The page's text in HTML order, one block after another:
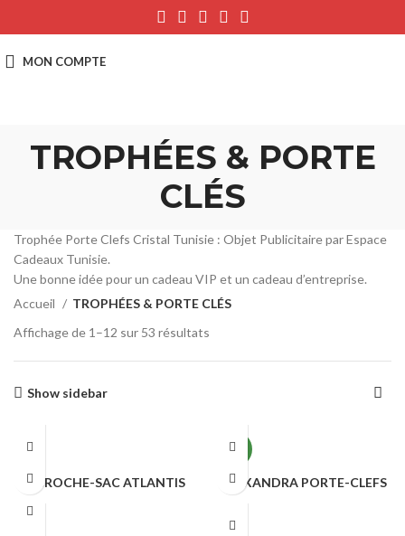
TROPHÉES & PORTE
CLÉS
Trophée Porte Clefs Cristal Tunisie : Objet Publicitaire par Espace
Cadeaux Tunisie.
Une bonne idée pour un cadeau VIP et un cadeau d’entreprise.
Accueil
TROPHÉES & PORTE CLÉS
Affichage de 1–12 sur 53 résultats
Show sidebar
ACCROCHE-SAC ATLANTIS
TROPHÉES & PORTE CLÉS
NEW
ALEXANDRA PORTE-CLEFS
TROPHÉES & PORTE CLÉS